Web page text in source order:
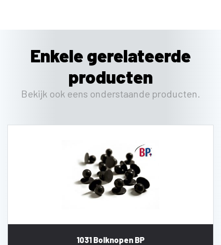
Enkele gerelateerde
producten
Bekijk ook eens onderstaande producten.
1031 Bolknopen BP